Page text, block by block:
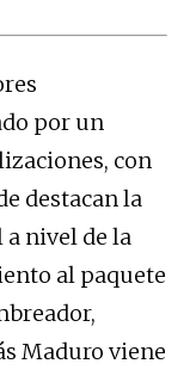
por un
con
destacan la
nivel de la
al paquete
Maduro viene